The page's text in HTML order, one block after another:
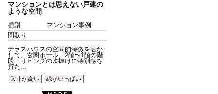
マンションとは思えない戸建の
ような空間
種別
マンション事例
間取り
テラスハウスの空間的特徴を活か
して、玄関ホール、2階〜1階の階
段、リビングの吹抜けに特別感を
持た...
天井が高い
緑がいっぱい